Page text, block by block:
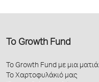
Το Growth Fund
Το Growth Fund με μια ματιά
Το Χαρτοφυλάκιό μας